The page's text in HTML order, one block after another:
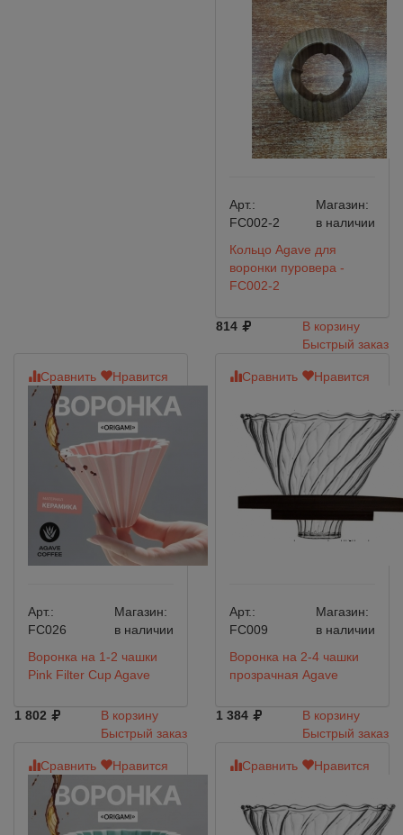
Арт.:
FC002-2
Магазин:
в наличии
Кольцо Agave для
воронки пуровера -
FC002-2
814
В корзину
Быстрый заказ
Сравнить Нравится
Арт.:
FC026
Магазин:
в наличии
Воронка на 1-2 чашки
Pink Filter Cup Agave
1 802
В корзину
Быстрый заказ
Сравнить Нравится
Арт.:
FC009
Магазин:
в наличии
Воронка на 2-4 чашки
прозрачная Agave
1 384
В корзину
Быстрый заказ
Сравнить Нравится Сравнить Нравится